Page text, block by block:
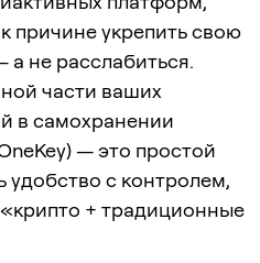
причине укрепить свою
не расслабиться.
части ваших
в самохранении
— это простой
удобство с контролем,
+ традиционные